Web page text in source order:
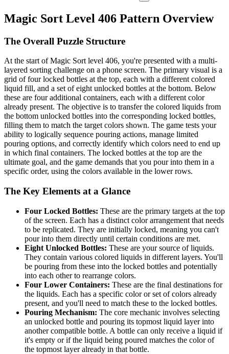
Magic Sort Level 406 Pattern Overview
The Overall Puzzle Structure
At the start of Magic Sort level 406, you're presented with a multi-
layered sorting challenge on a phone screen. The primary visual is a
grid of four locked bottles at the top, each with a different colored
liquid fill, and a set of eight unlocked bottles at the bottom. Below
these are four additional containers, each with a different color
already present. The objective is to transfer the colored liquids from
the bottom unlocked bottles into the corresponding locked bottles,
filling them to match the target colors shown. The game tests your
ability to logically sequence pouring actions, manage limited
pouring options, and correctly identify which colors need to end up
in which final containers. The locked bottles at the top are the
ultimate goal, and the game demands that you pour into them in a
specific order, using the colors available in the lower rows.
The Key Elements at a Glance
Four Locked Bottles: These are the primary targets at the top
of the screen. Each has a distinct color arrangement that needs
to be replicated. They are initially locked, meaning you can't
pour into them directly until certain conditions are met.
Eight Unlocked Bottles: These are your source of liquids.
They contain various colored liquids in different layers. You'll
be pouring from these into the locked bottles and potentially
into each other to rearrange colors.
Four Lower Containers: These are the final destinations for
the liquids. Each has a specific color or set of colors already
present, and you'll need to match these to the locked bottles.
Pouring Mechanism: The core mechanic involves selecting
an unlocked bottle and pouring its topmost liquid layer into
another compatible bottle. A bottle can only receive a liquid if
it's empty or if the liquid being poured matches the color of
the topmost layer already in that bottle.